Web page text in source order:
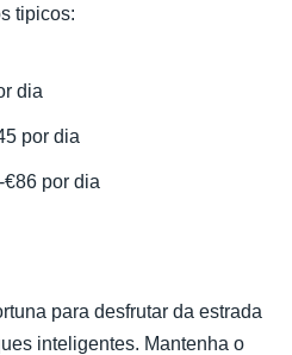
tipicos:
dia
por dia
por dia
para desfrutar da estrada
inteligentes. Mantenha o